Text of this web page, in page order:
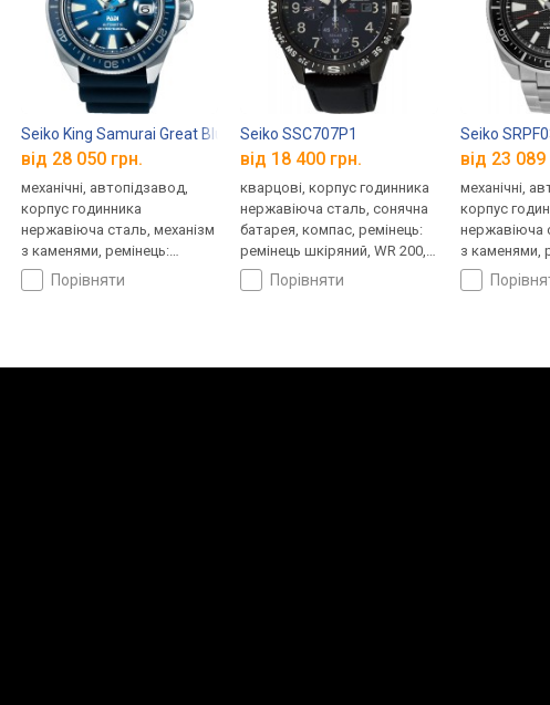
Seiko King Samurai Great Blue PADI Edition SRPJ93K1
від 28 050 грн.
механічні, автопідзавод,
корпус годинника
нержавіюча сталь, механізм
з каменями, ремінець:
ремінець каучук, WR 100,
Японія
порівняти
Seiko SSC707P1
від 18 400 грн.
кварцові, корпус годинника
нержавіюча сталь, сонячна
батарея, компас, ремінець:
ремінець шкіряний, WR 200,
Японіяпорівняти
Seiko
від 23 089
механічні,
корпус
нержавіюча
з каменями,
браслет
Японія